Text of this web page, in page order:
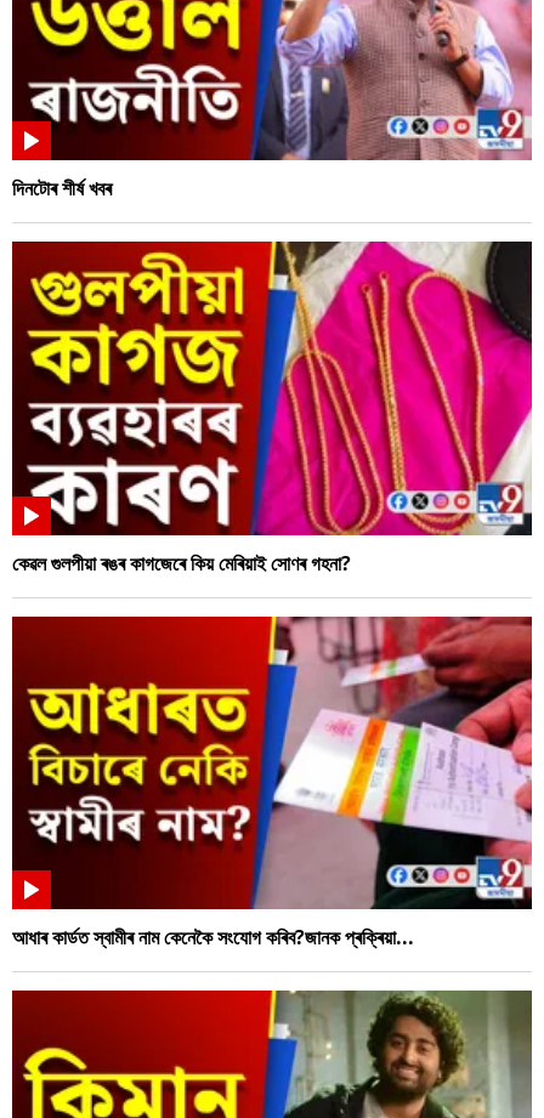
দিনটোৰ শীৰ্ষ খবৰ
কেৱল গুলপীয়া ৰঙৰ কাগজেৰে কিয় মেৰিয়াই সোণৰ গহনা?
আধাৰ কাৰ্ডত স্বামীৰ নাম কেনেকৈ সংযোগ কৰিব?জানক প্ৰক্ৰিয়া...